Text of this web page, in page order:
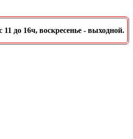
до 16ч, воскресенье - выходной.